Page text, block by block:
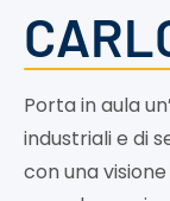
Porta in aula
industriali e di
con una